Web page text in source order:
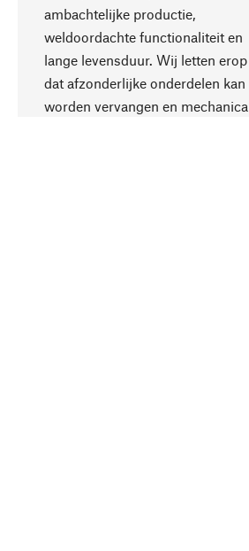
ambachtelijke productie,
weldoordachte functionaliteit en
lange levensduur. Wij letten erop
dat afzonderlijke onderdelen kan
worden vervangen en mechanica